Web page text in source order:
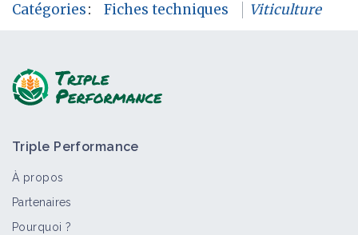
Catégories: Fiches techniques Viticulture
Triple Performance
À propos
Partenaires
Pourquoi ?